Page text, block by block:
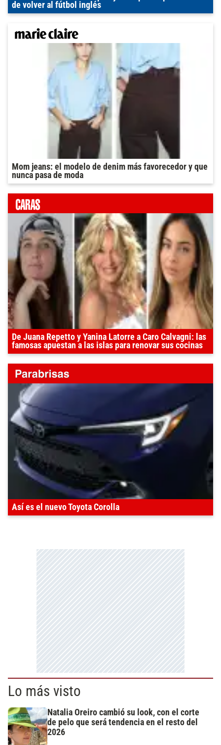
de volver al fútbol inglés
Mom jeans: el modelo de denim más favorecedor y que
nunca pasa de moda
De Juana Repetto y Yanina Latorre a Caro Calvagni: las
famosas apuestan a las islas para renovar sus cocinas
Así es el nuevo Toyota Corolla
Lo más visto
Natalia Oreiro cambió su look, con el corte
de pelo que será tendencia en el resto del
2026